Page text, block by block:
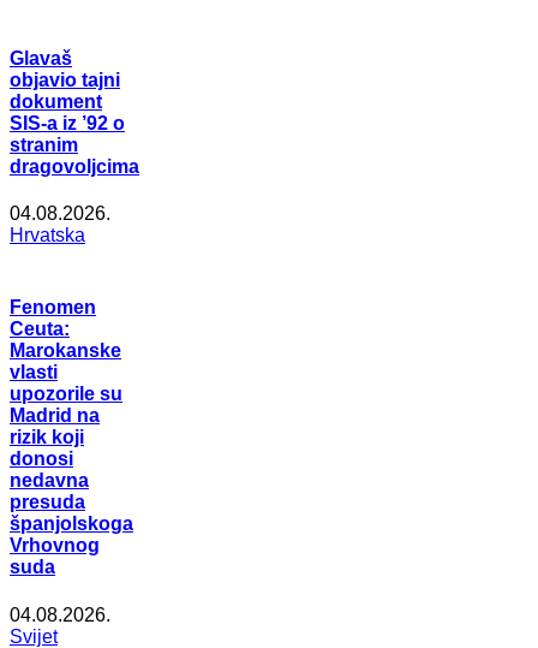
Glavaš
objavio tajni
dokument
SIS-a iz ’92 o
stranim
dragovoljcima
04.08.2026.
Hrvatska
Fenomen
Ceuta:
Marokanske
vlasti
upozorile su
Madrid na
rizik koji
donosi
nedavna
presuda
španjolskoga
Vrhovnog
suda
04.08.2026.
Svijet